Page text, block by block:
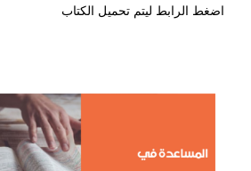
اضغط الرابط ليتم تحميل الكتاب